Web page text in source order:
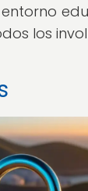
los